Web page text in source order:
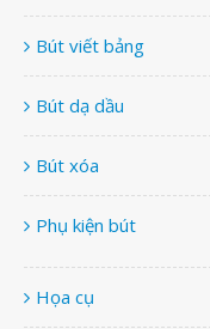
Bút viết bảng
Bút dạ dầu
Bút xóa
Phụ kiện bút
Họa cụ